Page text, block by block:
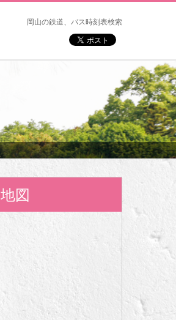
岡山の鉄道、バス時刻表検索
地図